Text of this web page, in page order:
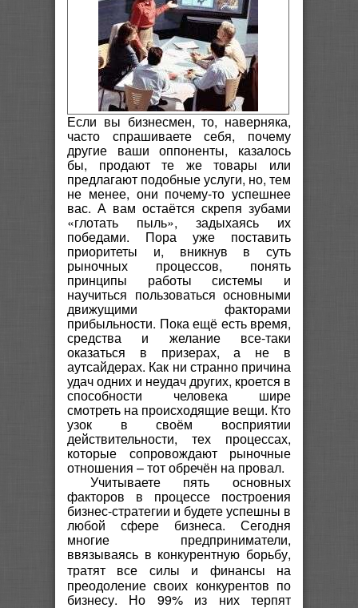
Если вы бизнесмен, то, наверняка,
часто спрашиваете себя, почему
другие ваши оппоненты, казалось
бы, продают те же товары или
предлагают подобные услуги, но, тем
не менее, они почему-то успешнее
вас. А вам остаётся скрепя зубами
«глотать пыль», задыхаясь их
победами. Пора уже поставить
приоритеты и, вникнув в суть
рыночных процессов, понять
принципы работы системы и
научиться пользоваться основными
движущими факторами
прибыльности. Пока ещё есть время,
средства и желание все-таки
оказаться в призерах, а не в
аутсайдерах. Как ни странно причина
удач одних и неудач других, кроется в
способности человека шире
смотреть на происходящие вещи. Кто
узок в своём восприятии
действительности, тех процессах,
которые сопровождают рыночные
отношения – тот обречён на провал.
Учитываете пять основных
факторов в процессе построения
бизнес-стратегии и будете успешны в
любой сфере бизнеса. Сегодня
многие предприниматели,
ввязываясь в конкурентную борьбу,
тратят все силы и финансы на
преодоление своих конкурентов по
бизнесу. Но 99% из них терпят